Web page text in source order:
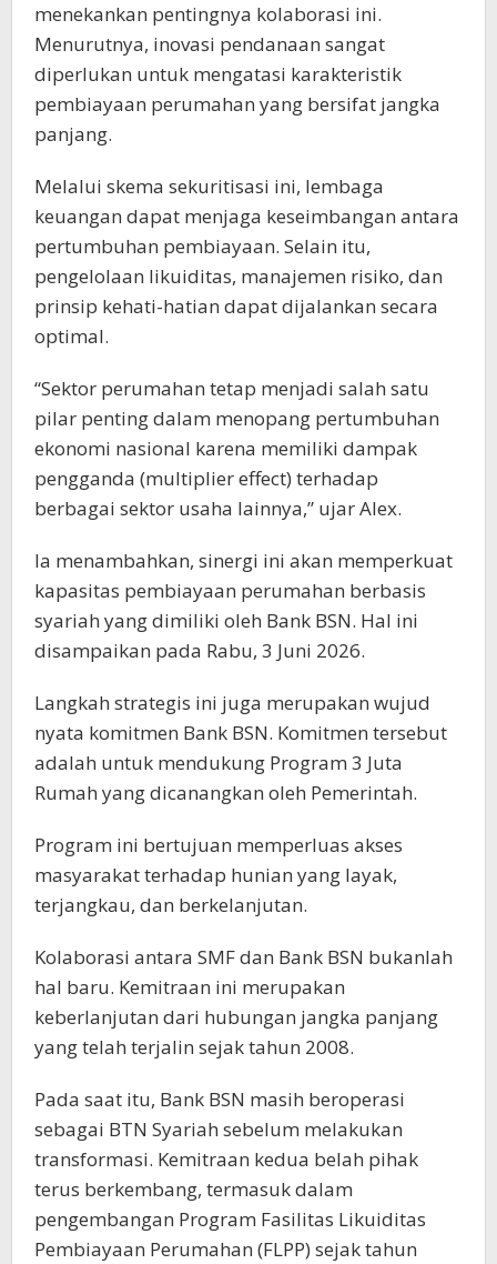
menekankan pentingnya kolaborasi ini.
Menurutnya, inovasi pendanaan sangat
diperlukan untuk mengatasi karakteristik
pembiayaan perumahan yang bersifat jangka
panjang.
Melalui skema sekuritisasi ini, lembaga
keuangan dapat menjaga keseimbangan antara
pertumbuhan pembiayaan. Selain itu,
pengelolaan likuiditas, manajemen risiko, dan
prinsip kehati-hatian dapat dijalankan secara
optimal.
“Sektor perumahan tetap menjadi salah satu
pilar penting dalam menopang pertumbuhan
ekonomi nasional karena memiliki dampak
pengganda (multiplier effect) terhadap
berbagai sektor usaha lainnya,” ujar Alex.
Ia menambahkan, sinergi ini akan memperkuat
kapasitas pembiayaan perumahan berbasis
syariah yang dimiliki oleh Bank BSN. Hal ini
disampaikan pada Rabu, 3 Juni 2026.
Langkah strategis ini juga merupakan wujud
nyata komitmen Bank BSN. Komitmen tersebut
adalah untuk mendukung Program 3 Juta
Rumah yang dicanangkan oleh Pemerintah.
Program ini bertujuan memperluas akses
masyarakat terhadap hunian yang layak,
terjangkau, dan berkelanjutan.
Kolaborasi antara SMF dan Bank BSN bukanlah
hal baru. Kemitraan ini merupakan
keberlanjutan dari hubungan jangka panjang
yang telah terjalin sejak tahun 2008.
Pada saat itu, Bank BSN masih beroperasi
sebagai BTN Syariah sebelum melakukan
transformasi. Kemitraan kedua belah pihak
terus berkembang, termasuk dalam
pengembangan Program Fasilitas Likuiditas
Pembiayaan Perumahan (FLPP) sejak tahun